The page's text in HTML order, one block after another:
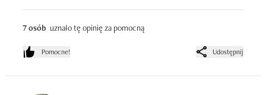
oczekuję od peelingu do twarzy.
Jeśli macie cerę normalną albo odporną może się
sprawdzić, ale przy wrażliwej raczej bym odradzała. Ja
niestety do niego nie wrócę 🙅‍♀️
7 osób uznało tę opinię za pomocną
Pomocne! Udostępnij